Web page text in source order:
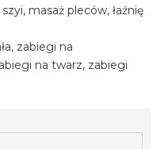
masaż pleców, łaźnię
zabiegi na
na twarz, zabiegi